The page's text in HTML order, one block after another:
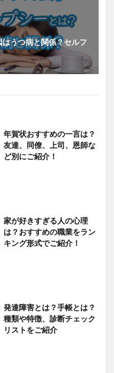
うつ病と関係？セルフ
年賀状おすすめの一言は？
友達、同僚、上司、恩師な
ど別にご紹介！
家が好きすぎる人の心理
は？おすすめの職業をラン
キング形式でご紹介！
発達障害とは？手帳とは？
種類や特徴、診断チェック
リストをご紹介